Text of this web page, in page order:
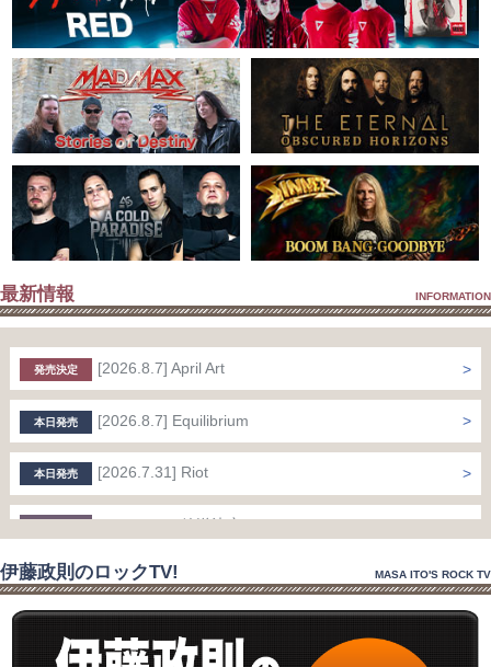
最新情報 INFORMATION
発売決定 [2026.8.7] April Art
本日発売 [2026.8.7] Equilibrium
本日発売 [2026.7.31] Riot
[2026.7.27] 放送決定
発売決定 [2026.7.22] Hollywood Vampires
伊藤政則のロックTV! MASA ITO'S ROCK TV